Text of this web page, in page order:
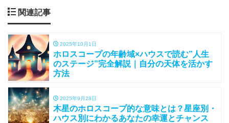
関連記事
2025年10月1日
ホロスコープの年齢域×ハウスで読む”人生
のステージ”完全解説｜自分の天体を活かす
方法
2025年9月28日
木星のホロスコープ的な意味とは？星座別・
ハウス別にわかるあなたの幸運とチャンス